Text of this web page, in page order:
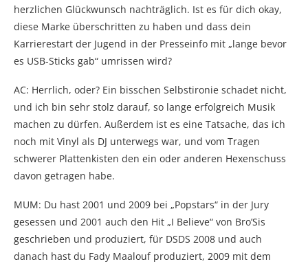
herzlichen Glückwunsch nachträglich. Ist es für dich okay,
diese Marke überschritten zu haben und dass dein
Karrierestart der Jugend in der Presseinfo mit „lange bevor
es USB-Sticks gab“ umrissen wird?
AC: Herrlich, oder? Ein bisschen Selbstironie schadet nicht,
und ich bin sehr stolz darauf, so lange erfolgreich Musik
machen zu dürfen. Außerdem ist es eine Tatsache, das ich
noch mit Vinyl als DJ unterwegs war, und vom Tragen
schwerer Plattenkisten den ein oder anderen Hexenschuss
davon getragen habe.
MUM: Du hast 2001 und 2009 bei „Popstars“ in der Jury
gesessen und 2001 auch den Hit „I Believe“ von Bro’Sis
geschrieben und produziert, für DSDS 2008 und auch
danach hast du Fady Maalouf produziert, 2009 mit dem